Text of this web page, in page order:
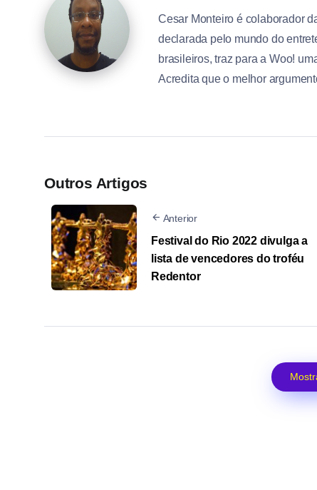
Cesar Monteiro é colaborador
declarada pelo mundo do
brasileiros, traz para a Woo!
Acredita que o melhor
Outros Artigos
Anterior
Festival do Rio 2022 divulga a
lista de vencedores do troféu
Redentor